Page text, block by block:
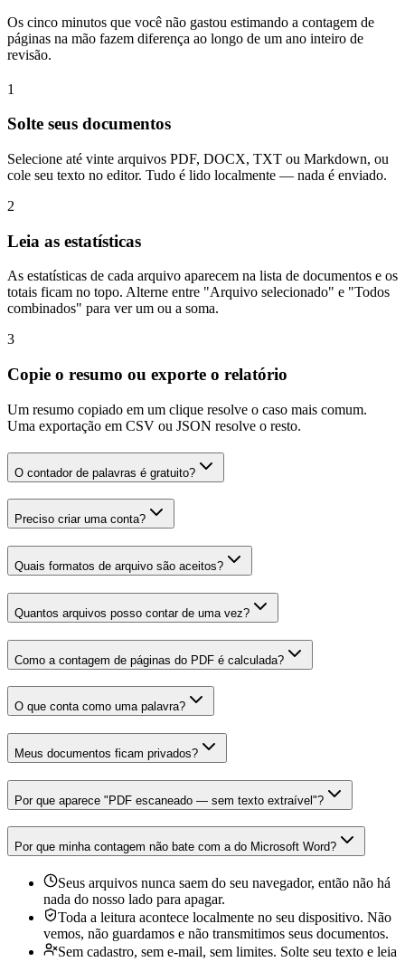
Os cinco minutos que você não gastou estimando a contagem de
páginas na mão fazem diferença ao longo de um ano inteiro de
revisão.
1
Solte seus documentos
Selecione até vinte arquivos PDF, DOCX, TXT ou Markdown, ou
cole seu texto no editor. Tudo é lido localmente — nada é enviado.
2
Leia as estatísticas
As estatísticas de cada arquivo aparecem na lista de documentos e os
totais ficam no topo. Alterne entre "Arquivo selecionado" e "Todos
combinados" para ver um ou a soma.
3
Copie o resumo ou exporte o relatório
Um resumo copiado em um clique resolve o caso mais comum.
Uma exportação em CSV ou JSON resolve o resto.
O contador de palavras é gratuito?
Preciso criar uma conta?
Quais formatos de arquivo são aceitos?
Quantos arquivos posso contar de uma vez?
Como a contagem de páginas do PDF é calculada?
O que conta como uma palavra?
Meus documentos ficam privados?
Por que aparece "PDF escaneado — sem texto extraível"?
Por que minha contagem não bate com a do Microsoft Word?
Seus arquivos nunca saem do seu navegador, então não há
nada do nosso lado para apagar.
Toda a leitura acontece localmente no seu dispositivo. Não
vemos, não guardamos e não transmitimos seus documentos.
Sem cadastro, sem e-mail, sem limites. Solte seu texto e leia